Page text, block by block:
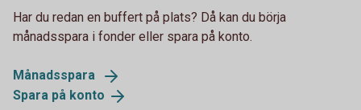
Har du redan en buffert på plats? Då kan du börja
månadsspara i fonder eller spara på konto.
Månadsspara
Spara på konto